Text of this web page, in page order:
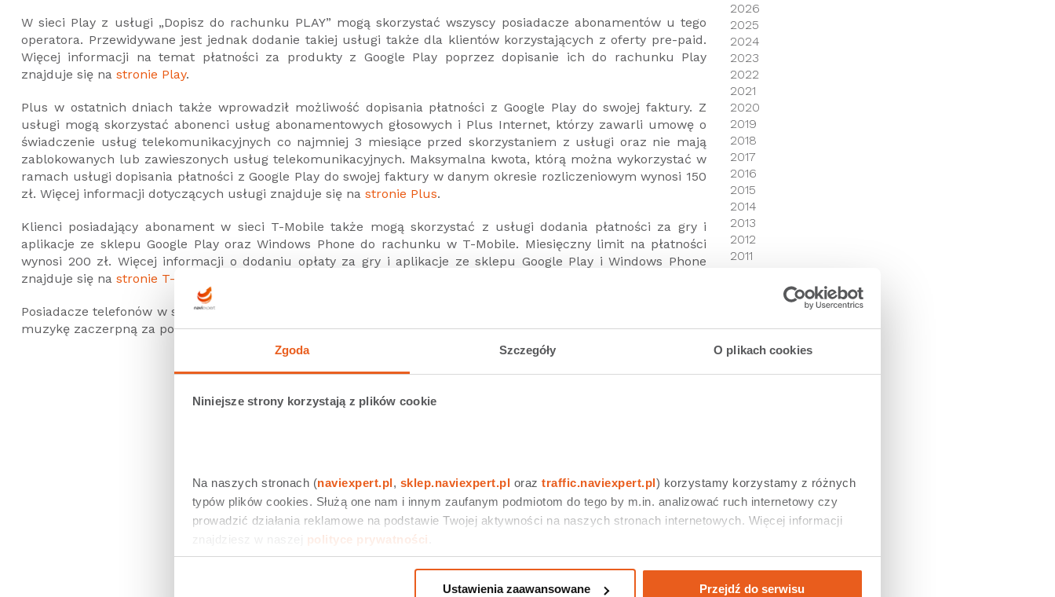
Zgoda Szczegóły O plikach cookies
Niniejsze strony korzystają z plików cookie
Na naszych stronach (naviexpert.pl, sklep.naviexpert.pl oraz traffic.naviexpert.pl) korzystamy korzystamy z różnych
typów plików cookies. Służą one nam i innym zaufanym podmiotom do tego by m.in. analizować ruch internetowy czy
prowadzić działania reklamowe na podstawie Twojej aktywności na naszych stronach internetowych. Więcej informacji
znajdziesz w naszej polityce prywatności
Ustawienia zaawansowane Przejdź do serwisu
W sieci Play z usługi „Dopisz do rachunku PLAY” mogą skorzystać wszyscy posiadacze abonamentów u tego
operatora. Przewidywane jest jednak dodanie takiej usługi także dla klientów korzystających z oferty pre-paid.
Więcej informacji na temat płatności za produkty z Google Play poprzez dopisanie ich do rachunku Play
znajduje się na stronie Play.
Plus w ostatnich dniach także wprowadził możliwość dopisania płatności z Google Play do swojej faktury. Z
usługi mogą skorzystać abonenci usług abonamentowych głosowych i Plus Internet, którzy zawarli umowę o
świadczenie usług telekomunikacyjnych co najmniej 3 miesiące przed skorzystaniem z usługi oraz nie mają
zablokowanych lub zawieszonych usług telekomunikacyjnych. Maksymalna kwota, którą można wykorzystać w
ramach usługi dopisania płatności z Google Play do swojej faktury w danym okresie rozliczeniowym wynosi 150
zł. Więcej informacji dotyczących usługi znajduje się na stronie Plus.
Klienci posiadający abonament w sieci T-Mobile także mogą skorzystać z usługi dodania płatności za gry i
aplikacje ze sklepu Google Play oraz Windows Phone do rachunku w T-Mobile. Miesięczny limit na płatności
wynosi 200 zł. Więcej informacji o dodaniu opłaty za gry i aplikacje ze sklepu Google Play i Windows Phone
znajduje się na stronie T-Mobile
Posiadacze telefonów w sieci Orange niezbędnych informacji dotyczących płatności za aplikacje, gry, książki czy
muzykę zaczerpną za pośrednictwemstrony Orange.
Udostępnij 0 Tweetnij 22 Udostępnij 0
2026
2025
2024
2023
2022
2021
2020
2019
2018
2017
2016
2015
2014
2013
2012
2011